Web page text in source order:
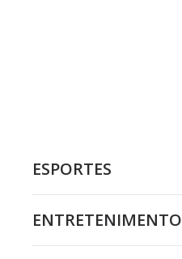
ESPORTES
ENTRETENIMENTO